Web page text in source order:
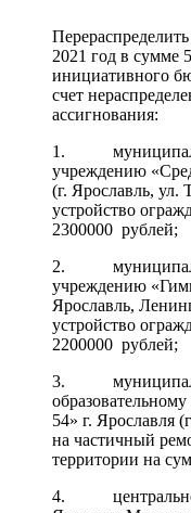
2021 год в сумме
инициативного
счет
ассигнования:
1.
учреждению
(г. Ярославль, ул.
устройство
2300000 рублей;
2.
учреждению
Ярославль,
устройство
2200000 рублей;
3.
54» г. Ярославля
на частичный
территории на
4. центральной